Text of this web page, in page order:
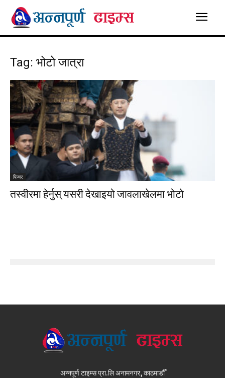
Tag: भोटो जात्रा
फिचर
तस्वीरमा हेर्नुस् यसरी देखाइयो जावलाखेलमा भोटो
अन्नपूर्ण टाइम्स प्रा.लि अनामनगर, काठमाडौँ